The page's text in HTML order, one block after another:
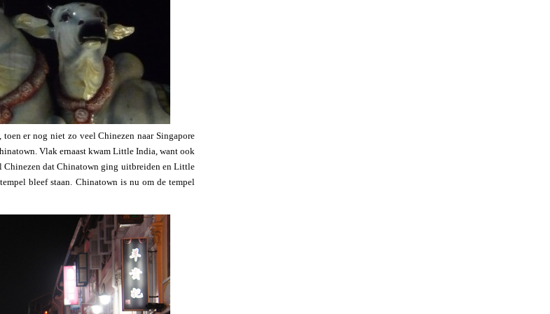
er nog niet zo veel Chinezen naar Singapore
Vlak ernaast kwam Little India, want ook
Chinezen dat Chinatown ging uitbreiden en Little
bleef staan. Chinatown is nu om de tempel